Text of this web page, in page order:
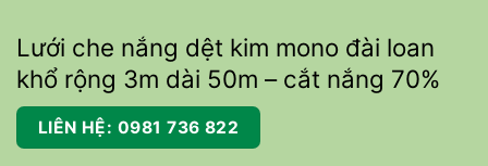
Lưới che nắng dệt kim mono đài loan
khổ rộng 3m dài 50m – cắt nắng 70%
LIÊN HỆ: 0981 736 822